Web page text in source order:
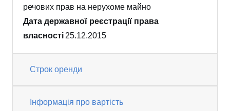
речових прав на нерухоме майно
Дата державної реєстрації права
власності 25.12.2015
Строк оренди
Інформація про вартість